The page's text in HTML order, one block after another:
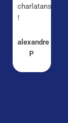
charlatans
!
alexandre
P